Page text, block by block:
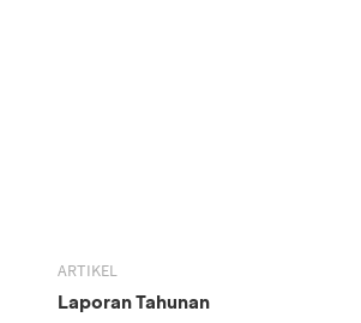
ARTIKEL
Laporan Tahunan